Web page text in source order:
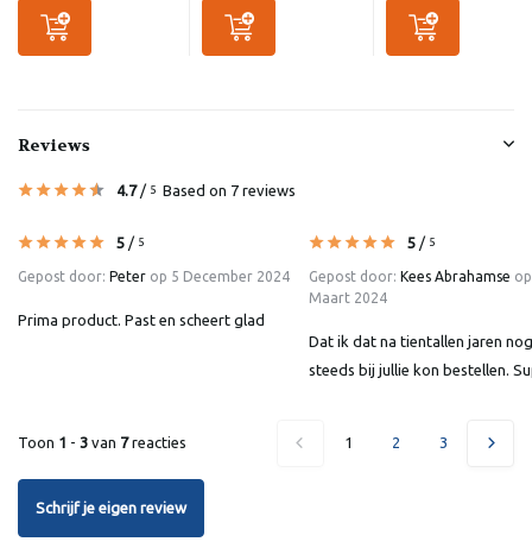
Reviews
4.7/ 5 Based on 7 reviews
5 / 5
Gepost door: Peter op 5 December 2024
Prima product. Past en scheert glad
5 / 5
Gepost door: Kees Abrahamse
Maart 2024
Dat ik dat na tientallen jaren nog
steeds bij jullie kon bestellen.
Toon 1 - 3 van 7reacties 1 2 3
Schrijf je eigen review